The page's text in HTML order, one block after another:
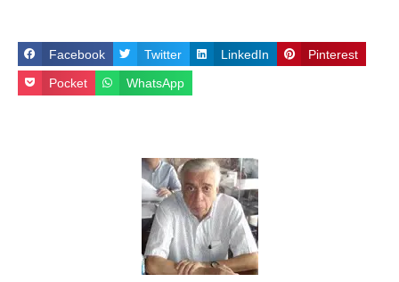
Facebook Twitter LinkedIn Pinterest
Pocket WhatsApp